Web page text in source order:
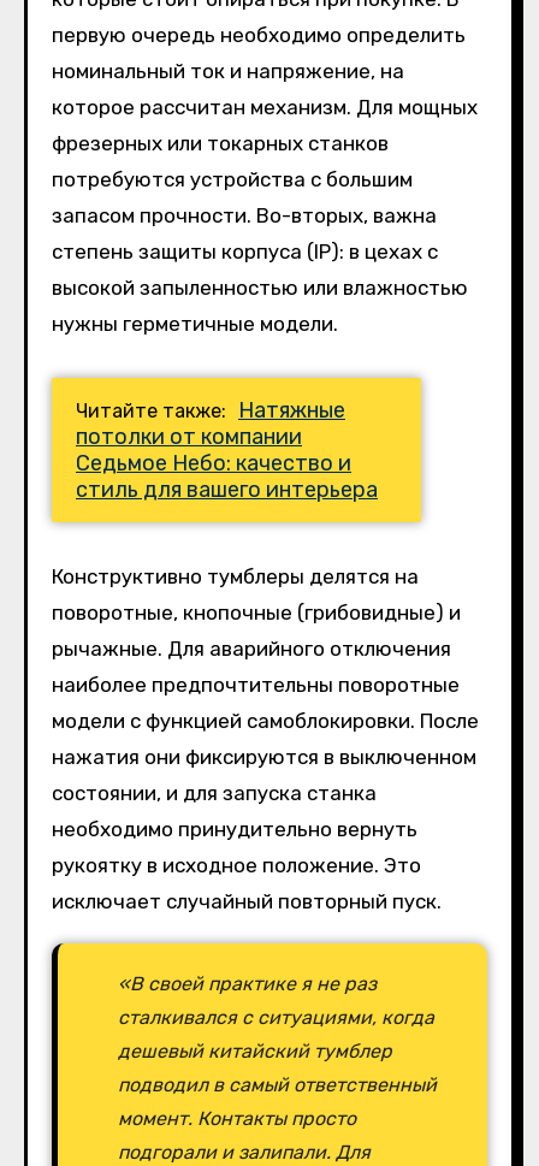
первую очередь необходимо определить
номинальный ток и напряжение, на
которое рассчитан механизм. Для мощных
фрезерных или токарных станков
потребуются устройства с большим
запасом прочности. Во-вторых, важна
степень защиты корпуса (IP): в цехах с
высокой запыленностью или влажностью
нужны герметичные модели.
Читайте также:
Натяжные
потолки от компании
Седьмое Небо: качество и
стиль для вашего интерьера
Конструктивно тумблеры делятся на
поворотные, кнопочные (грибовидные) и
рычажные. Для аварийного отключения
наиболее предпочтительны поворотные
модели с функцией самоблокировки. После
нажатия они фиксируются в выключенном
состоянии, и для запуска станка
необходимо принудительно вернуть
рукоятку в исходное положение. Это
исключает случайный повторный пуск.
«В своей практике я не раз
сталкивался с ситуациями, когда
дешевый китайский тумблер
подводил в самый ответственный
момент. Контакты просто
подгорали и залипали. Для